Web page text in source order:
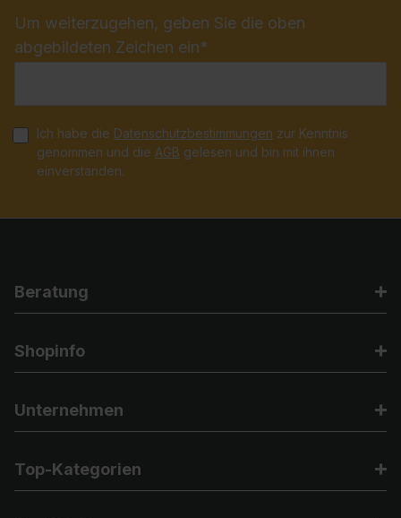
Um weiterzugehen, geben Sie die oben
abgebildeten Zeichen ein*
Ich habe die Datenschutzbestimmungen zur Kenntnis
genommen und die AGB gelesen und bin mit ihnen
einverstanden.
Beratung
Shopinfo
Unternehmen
Top-Kategorien